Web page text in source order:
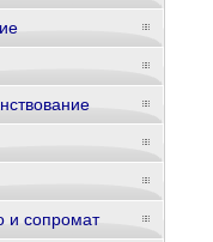
и сопромат